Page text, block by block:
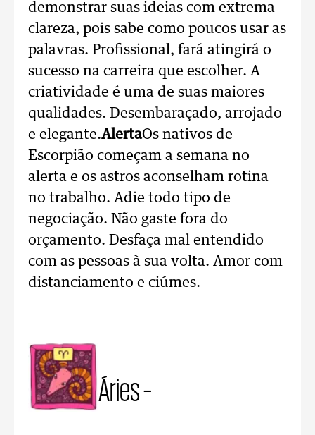
demonstrar suas ideias com extrema
clareza, pois sabe como poucos usar as
palavras. Profissional, fará atingirá o
sucesso na carreira que escolher. A
criatividade é uma de suas maiores
qualidades. Desembaraçado, arrojado
e elegante.AlertaOs nativos de
Escorpião começam a semana no
alerta e os astros aconselham rotina
no trabalho. Adie todo tipo de
negociação. Não gaste fora do
orçamento. Desfaça mal entendido
com as pessoas à sua volta. Amor com
distanciamento e ciúmes.
Áries –